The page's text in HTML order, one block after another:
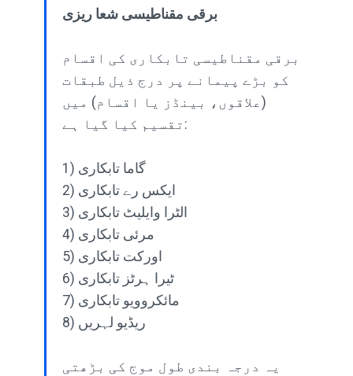
برقی مقناطیسی شعا ریزی
برقی مقناطیسی تابکاری کی اقسام
کو بڑے پیمانے پر درج ذیل طبقات
(علاقوں، بینڈز یا اقسام) میں
تقسیم کیا گیا ہے:
1) گاما تابکاری
2) ایکس رے تابکاری
3) الٹرا وایلیٹ تابکاری
4) مرئی تابکاری
5) اورکت تابکاری
6) ٹیرا ہرٹز تابکاری
7) مائکروویو تابکاری
8) ریڈیو لہریں
یہ درجہ بندی طول موج کی بڑھتی